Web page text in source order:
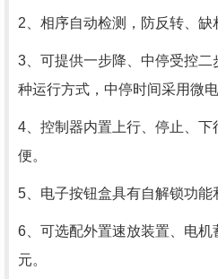
2、相序自动检测，防反转、缺
3、可提供一步降、中停受控
种运行方式，中停时间采用微
4、控制器内置上行、停止、
便。
5、电子按钮盒具有自解锁功能
6、可选配外置速放装置、电
元。